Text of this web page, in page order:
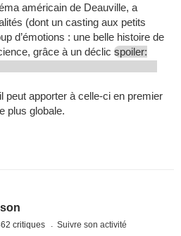
américain de Deauville, a
(dont un casting aux petits
d’émotions : une belle histoire de
grâce à un déclic spoiler:
peut apporter à celle-ci en premier
plus globale.
critiques Suivre son activité